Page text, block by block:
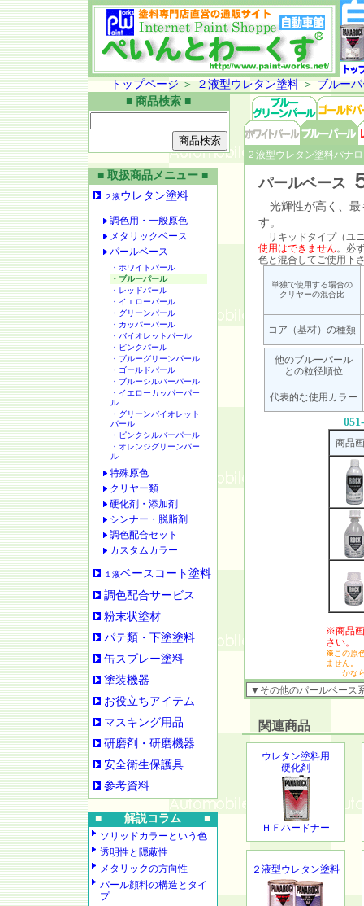
トップページ ＞ ２液型ウレタン塗料＞ ブルー
■ 商品検索 ■
■ 取扱商品メニュー ■
２液ウレタン塗料
調色用・一般原色
メタリックベース
パールベース
・ホワイトパール
・ブルーパール
・レッドパール
・イエローパール
・グリーンパール
・カッパーパール
・バイオレットパール
・ピンクパール
・ブルーグリーンパール
・ゴールドパール
・ブルーシルバーパール
・イエローカッパーパー
ル
・グリーンバイオレット
パール
・ピンクシルバーパール
・オレンジグリーンパー
ル
特殊原色
クリヤー類
硬化剤・添加剤
シンナー・脱脂剤
調色配合セット
カスタムカラー
１液ベースコート塗料
調色配合サービス
粉末状塗材
パテ類・下塗塗料
缶スプレー塗料
塗装機器
お役立ちアイテム
マスキング用品
研磨剤・研磨機器
安全衛生保護具
参考資料
■ 解説コラム ■
ソリッドカラーという色
透明性と隠蔽性
メタリックの方向性
パール顔料の構造とタイ
プ
２液型ウレタン塗料パナ
パールベース
光輝性が高く、最
す。
リキッドタイプ（ユ
使用はできません。必
色と混合してご使用下
単独で使用する場合の
クリヤーの混合比
コア（基材）の種類
他のブルーパール
との粒径順位
代表的な使用カラー
商品
※商品
さい。
※ この原
ません。
かな
関連商品
ウレタン塗料用
硬化剤
ＨＦハードナー
２液型ウレタン塗料